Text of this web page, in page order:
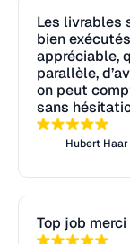
Les livrables
bien
appréciable,
parallèle,
on peut
sans
Hubert Haar
Top job